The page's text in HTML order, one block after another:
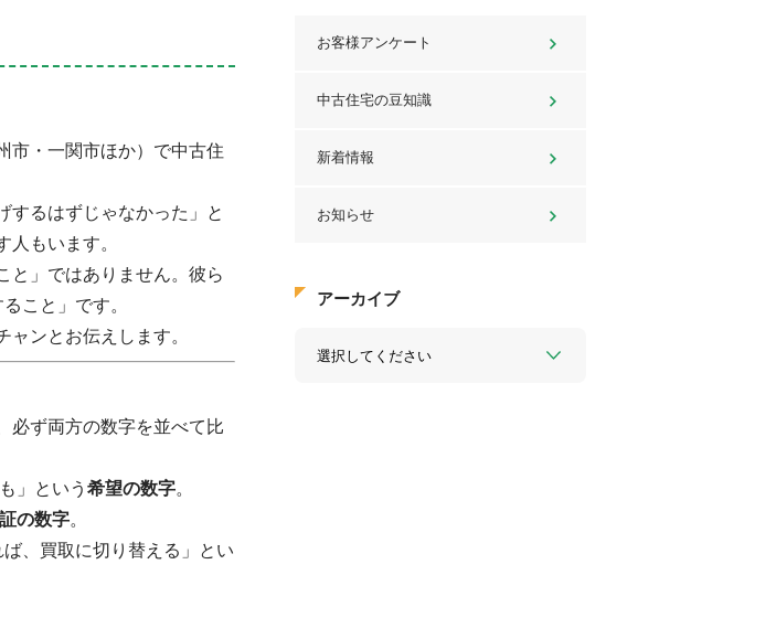
市・一関市ほか）で中古住
するはずじゃなかった」と
もいます。
と」ではありません。彼ら
こと」です。
ンとお伝えします。
必ず両方の数字を並べて比
」という 希望の数字。
の数字。
、買取に切り替える」とい
お客様アンケート
中古住宅の豆知識
新着情報
お知らせ
アーカイブ